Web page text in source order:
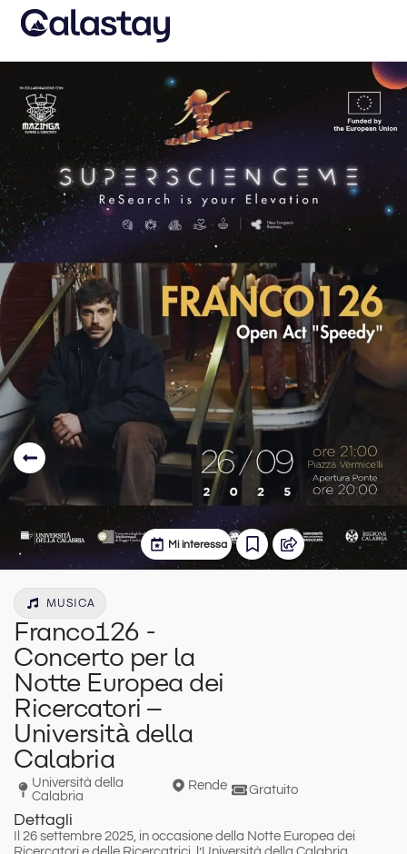
Mi interessa
MUSICA
Franco126 -
Concerto per la
Notte Europea dei
Ricercatori –
Università della
Calabria
Università della
Calabria
Rende Gratuito
Dettagli
Il 26 settembre 2025, in occasione della Notte Europea dei